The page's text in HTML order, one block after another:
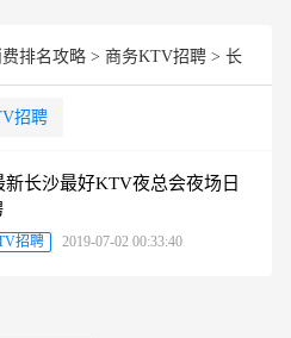
排名攻略 > 商务KTV招聘 > 长
招聘
新长沙最好KTV夜总会夜场日
招聘 2019-07-02 00:33:40